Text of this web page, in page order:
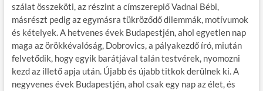
szálat összeköti, az részint a címszereplő Vadnai Bébi,
másrészt pedig az egymásra tükröződő dilemmák, motívumok
és kételyek. A hetvenes évek Budapestjén, ahol egyetlen nap
maga az örökkévalóság, Dobrovics, a pályakezdő író, miután
felvetődik, hogy egyik barátjával talán testvérek, nyomozni
kezd az illető apja után. Újabb és újabb titkok derülnek ki. A
negyvenes évek Budapestjén, ahol csak egy nap az élet, és